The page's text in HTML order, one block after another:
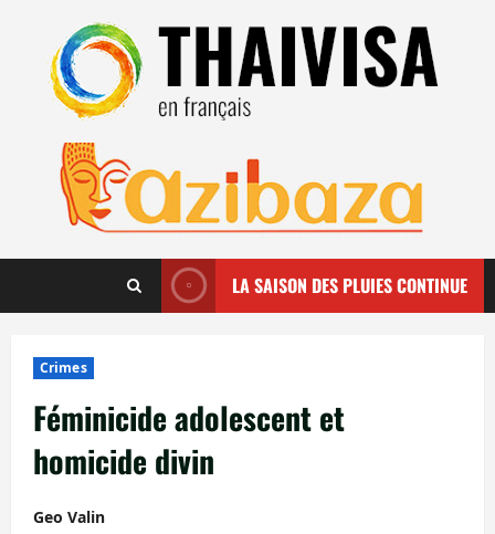
contenu
LA SAISON DES PLUIES CONTINUE
Crimes
Féminicide adolescent et
homicide divin
Geo Valin